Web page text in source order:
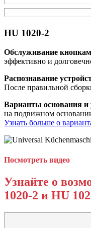
HU 1020-2
Обслуживание
эффективно и
Распознавание
После правильной
Варианты основания и
на подвижном
Узнать больше о
Посмотреть видео
Узнайте о
1020-2 и HU